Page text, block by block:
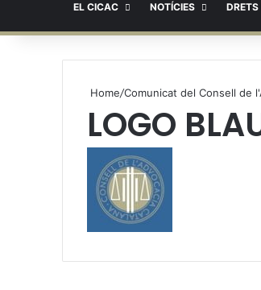
EL CICAC NOTÍCIES
Home/Comunicat del Consell de
LOGO